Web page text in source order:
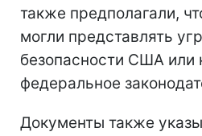
также предполагали,
могли представлять
безопасности США или
федеральное
Документы также